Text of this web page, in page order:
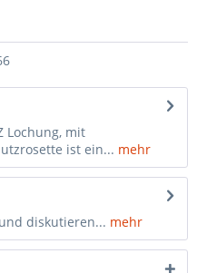
Lochung, mit
ist ein... mehr
diskutieren... mehr